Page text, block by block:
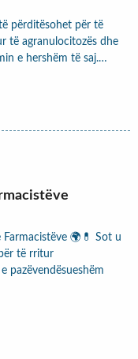
përditësohet për të
të agranulocitozës dhe
e hershëm të saj.…
🌍💊 Sot u
të rritur
pazëvendësueshëm